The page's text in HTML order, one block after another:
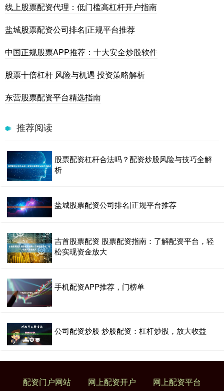
线上股票配资代理：低门槛高杠杆开户指南
盐城股票配资公司排名|正规平台推荐
中国正规股票APP推荐：十大安全炒股软件
股票十倍杠杆 风险与机遇 投资策略解析
东营股票配资平台精选指南
推荐阅读
股票配资杠杆合法吗？配资炒股风险与技巧全解
析
盐城股票配资公司排名|正规平台推荐
吉首股票配资 股票配资指南：了解配资平台，轻
松实现资金放大
手机配资APP推荐，门榜单
公司配资炒股 炒股配资：杠杆炒股，放大收益
配资门户网站 网上配资开户 网上配资平台